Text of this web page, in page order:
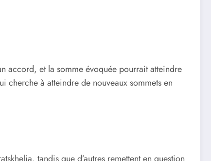
accord, et la somme évoquée pourrait atteindre
cherche à atteindre de nouveaux sommets en